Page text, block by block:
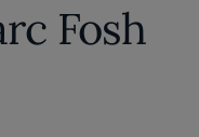
Fosh